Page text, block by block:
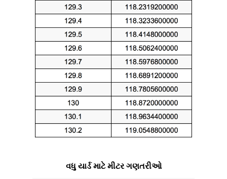
વધુ યાર્ડ માટે મીટર ગણતરીઓ